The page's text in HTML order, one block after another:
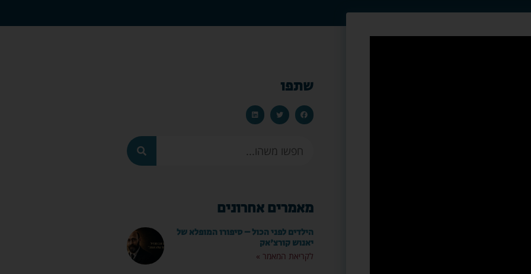
שתפו
מאמרים אחרונים
הילדים לפני הכול – סיפורו המופלא של
יאנוש קורצ'אק
לקריאת המאמר »